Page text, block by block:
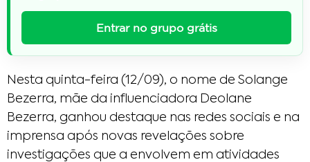
Entrar no grupo grátis
Nesta quinta-feira (12/09), o nome de Solange
Bezerra, mãe da influenciadora Deolane
Bezerra, ganhou destaque nas redes sociais e na
imprensa após novas revelações sobre
investigações que a envolvem em atividades